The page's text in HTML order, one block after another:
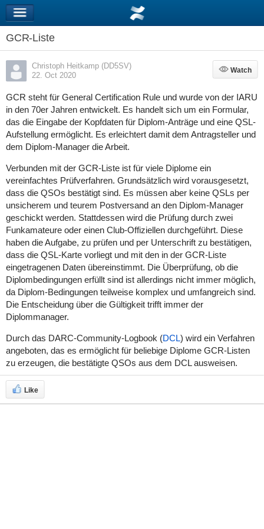
GCR-Liste
Christoph Heitkamp (DD5SV)
22. Oct 2020
Watch
Watch
GCR steht für General Certification Rule und wurde von der IARU
in den 70er Jahren entwickelt. Es handelt sich um ein Formular,
das die Eingabe der Kopfdaten für Diplom-Anträge und eine QSL-
Aufstellung ermöglicht. Es erleichtert damit dem Antragsteller und
dem Diplom-Manager die Arbeit.
Verbunden mit der GCR-Liste ist für viele Diplome ein
vereinfachtes Prüfverfahren. Grundsätzlich wird vorausgesetzt,
dass die QSOs bestätigt sind. Es müssen aber keine QSLs per
unsicherem und teurem Postversand an den Diplom-Manager
geschickt werden. Stattdessen wird die Prüfung durch zwei
Funkamateure oder einen Club-Offiziellen durchgeführt. Diese
haben die Aufgabe, zu prüfen und per Unterschrift zu bestätigen,
dass die QSL-Karte vorliegt und mit den in der GCR-Liste
eingetragenen Daten übereinstimmt. Die Überprüfung, ob die
Diplombedingungen erfüllt sind ist allerdings nicht immer möglich,
da Diplom-Bedingungen teilweise komplex und umfangreich sind.
Die Entscheidung über die Gültigkeit trifft immer der
Diplommanager.
Durch das DARC-Community-Logbook (DCL) wird ein Verfahren
angeboten, das es ermöglicht für beliebige Diplome GCR-Listen
zu erzeugen, die bestätigte QSOs aus dem DCL ausweisen.
Like